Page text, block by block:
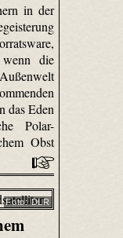
in der
wenn die
das Eden
Polar-
Obst
Foto: DLR